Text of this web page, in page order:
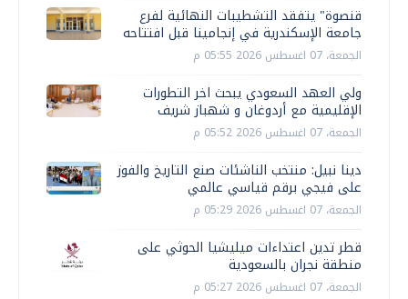
قنصوة" يتفقد التشطيبات النهائية لفرع
جامعة الإسكندرية في إنجامينا قبل افتتاحه
الجمعة، 07 اغسطس 2026 05:55 م
ولي العهد السعودي يبحث اخر التطورات
الإقليمية مع أردوغان و شهباز شريف
الجمعة، 07 اغسطس 2026 05:52 م
دينا نبيل: منتخب الناشئات صنع التاريخ والفوز
على فيجي برقم قياسي عالمي
الجمعة، 07 اغسطس 2026 05:29 م
قطر تدين اعتداءات ميليشيا الحوثي على
منطقة نجران بالسعودية
الجمعة، 07 اغسطس 2026 05:27 م